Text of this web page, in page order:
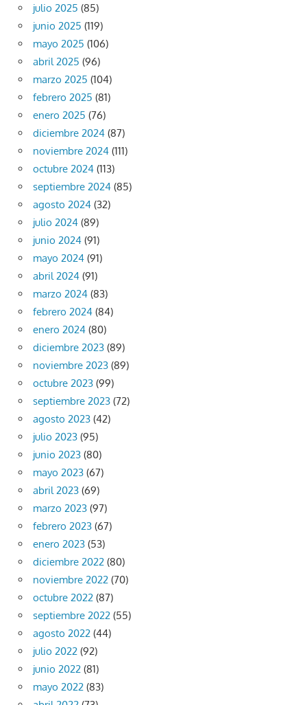
julio 2025 (85)
junio 2025 (119)
mayo 2025 (106)
abril 2025 (96)
marzo 2025 (104)
febrero 2025 (81)
enero 2025 (76)
diciembre 2024 (87)
noviembre 2024 (111)
octubre 2024 (113)
septiembre 2024 (85)
agosto 2024 (32)
julio 2024 (89)
junio 2024 (91)
mayo 2024 (91)
abril 2024 (91)
marzo 2024 (83)
febrero 2024 (84)
enero 2024 (80)
diciembre 2023 (89)
noviembre 2023 (89)
octubre 2023 (99)
septiembre 2023 (72)
agosto 2023 (42)
julio 2023 (95)
junio 2023 (80)
mayo 2023 (67)
abril 2023 (69)
marzo 2023 (97)
febrero 2023 (67)
enero 2023 (53)
diciembre 2022 (80)
noviembre 2022 (70)
octubre 2022 (87)
septiembre 2022 (55)
agosto 2022 (44)
julio 2022 (92)
junio 2022 (81)
mayo 2022 (83)